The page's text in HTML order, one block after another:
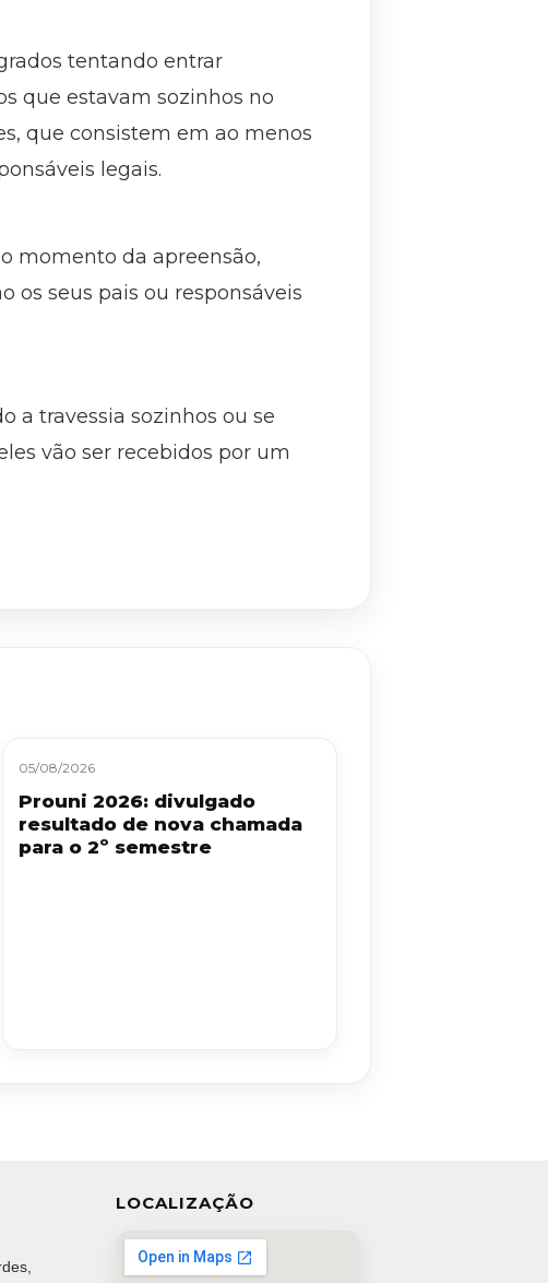
tentando entrar
que estavam sozinhos no
que consistem em ao menos
legais.
momento da apreensão,
os seus pais ou responsáveis
a travessia sozinhos ou se
vão ser recebidos por um
05/08/2026
Prouni 2026: divulgado
resultado de nova chamada
para o 2º semestre
LOCALIZAÇÃO